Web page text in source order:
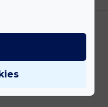
a legjobb gyártói árakat.